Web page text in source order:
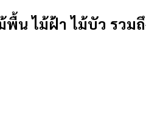
น ไม้ฝ้า ไม้บัว รว